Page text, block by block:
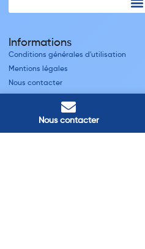
Nous contacter
Informations
Conditions générales d'utilisation
Mentions légales
Nous contacter
Nos adresses